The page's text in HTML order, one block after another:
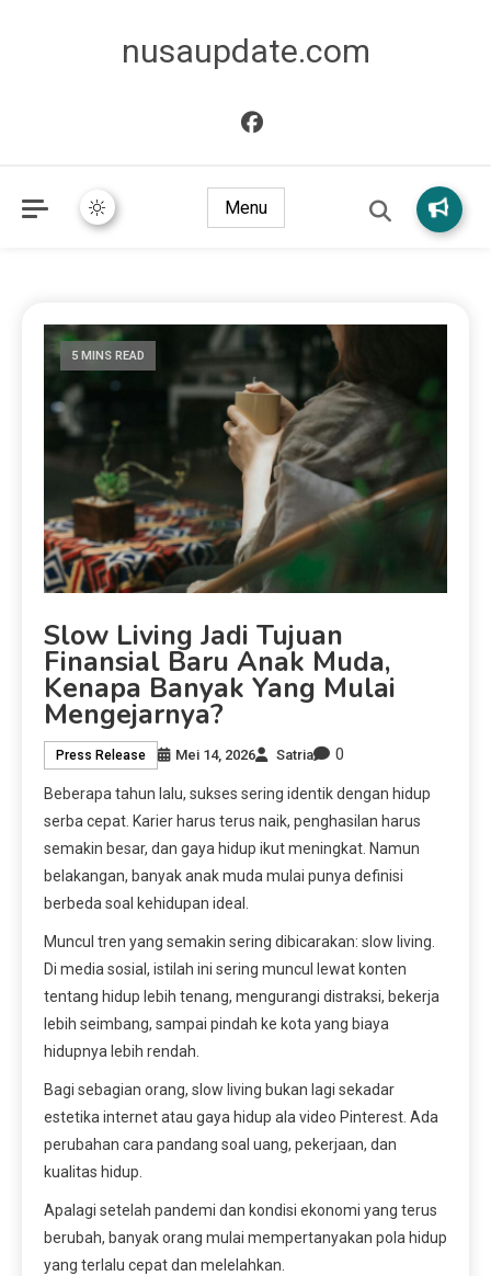
nusaupdate.com
Menu
5 MINS READ
Slow Living Jadi Tujuan
Finansial Baru Anak Muda,
Kenapa Banyak Yang Mulai
Mengejarnya?
Press Release Mei 14, 2026 Satria 0
Beberapa tahun lalu, sukses sering identik dengan hidup
serba cepat. Karier harus terus naik, penghasilan harus
semakin besar, dan gaya hidup ikut meningkat. Namun
belakangan, banyak anak muda mulai punya definisi
berbeda soal kehidupan ideal.
Muncul tren yang semakin sering dibicarakan: slow living.
Di media sosial, istilah ini sering muncul lewat konten
tentang hidup lebih tenang, mengurangi distraksi, bekerja
lebih seimbang, sampai pindah ke kota yang biaya
hidupnya lebih rendah.
Bagi sebagian orang, slow living bukan lagi sekadar
estetika internet atau gaya hidup ala video Pinterest. Ada
perubahan cara pandang soal uang, pekerjaan, dan
kualitas hidup.
Apalagi setelah pandemi dan kondisi ekonomi yang terus
berubah, banyak orang mulai mempertanyakan pola hidup
yang terlalu cepat dan melelahkan.